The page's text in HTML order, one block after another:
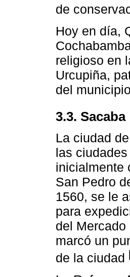
de
Hoy en día,
religioso en
Urcupiña,
del
3.3. Sacaba
La ciudad
las
inicialmente
San Pedro
1560, se le
para
del
marcó un
de la ciudad